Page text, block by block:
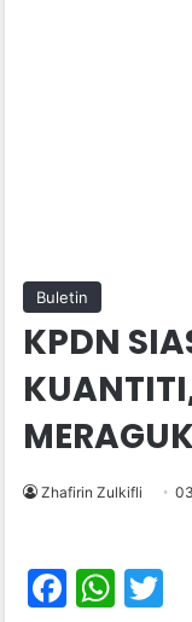
Buletin
KPDN
Zhafirin Zulkifli
F
W